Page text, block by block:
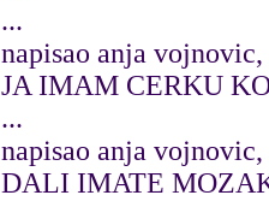
...
napisao anja
JA IMAM CERKU
...
napisao anja
DALI IMATE